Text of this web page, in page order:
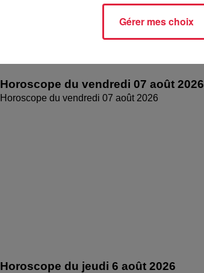
Horoscope du vendredi 07 août 2026
Horoscope du vendredi 07 août 2026
Horoscope du jeudi 6 août 2026
Gérer mes choix